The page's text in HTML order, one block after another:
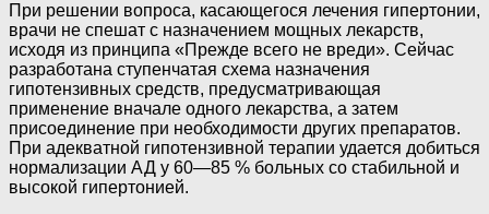
При решении вопроса, касающегося лечения гипертонии,
врачи не спешат с назначением мощных лекарств,
исходя из принципа «Прежде всего не вреди». Сейчас
разработана ступенчатая схема назначения
гипотензивных средств, предусматривающая
применение вначале одного лекарства, а затем
присоединение при необходимости других препаратов.
При адекватной гипотензивной терапии удается добиться
нормализации АД у 60—85 % больных со стабильной и
высокой гипертонией.